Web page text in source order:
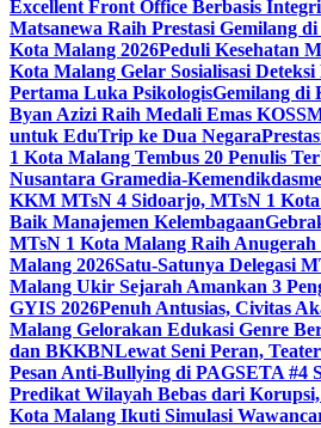
Excellent Front Office Berbasis
Matsanewa Raih Prestasi Gemilang
Kota Malang 2026Peduli Kesehatan
Kota Malang Gelar Sosialisasi
Pertama Luka PsikologisGemilang di
Byan Azizi Raih Medali Emas
untuk EduTrip ke Dua Negara
1 Kota Malang Tembus 20 Penulis
Nusantara Gramedia-
KKM MTsN 4 Sidoarjo, MTsN 1
Baik Manajemen Kelembagaan
MTsN 1 Kota Malang Raih
Malang 2026Satu-Satunya Delegasi
Malang Ukir Sejarah Amankan 3
GYIS 2026Penuh Antusias, Civitas
Malang Gelorakan Edukasi Genre
dan BKKBNLewat Seni Peran,
Pesan Anti-Bullying di PAGSETA #4
Predikat Wilayah Bebas dari
Kota Malang Ikuti Simulasi